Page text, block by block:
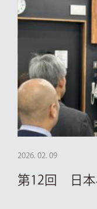
2026. 02. 09
第12回 日本